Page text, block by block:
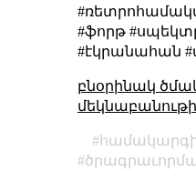
#ֆորթ
#էկրանահան
բնօրինակ